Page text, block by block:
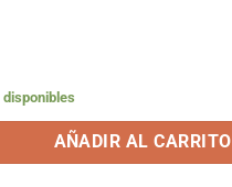
disponibles
AÑADIR AL CARRITO